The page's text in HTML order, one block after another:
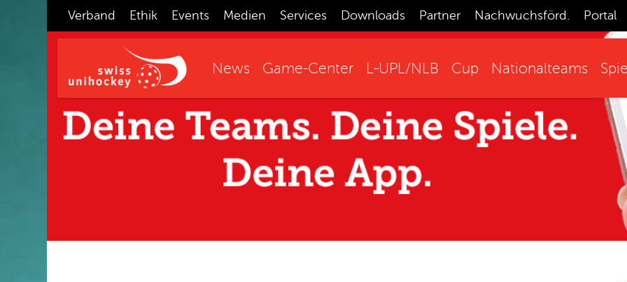
Verband Ethik Events Medien Services Downloads Partner Nachwuchsförd. Portal
News Game-Center L-UPL/NLB Cup Nationalteams